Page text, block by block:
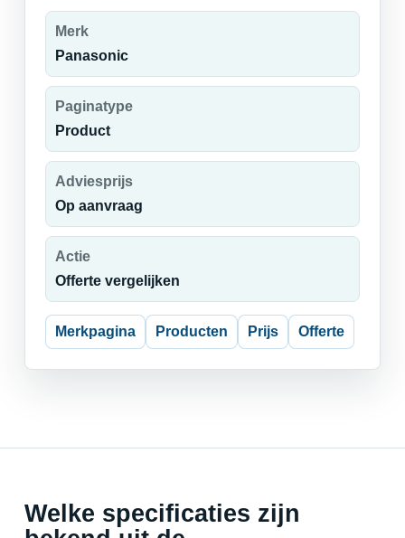
Merk
Panasonic
Paginatype
Product
Adviesprijs
Op aanvraag
Actie
Offerte vergelijken
Merkpagina Producten Prijs Offerte
Welke specificaties zijn